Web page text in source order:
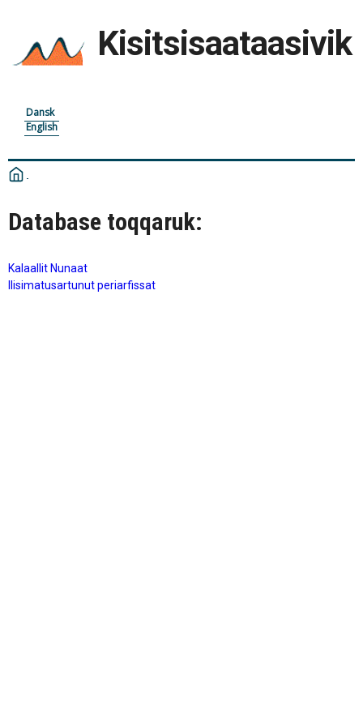
Kisitsisaataasivik
Dansk
English
Database toqqaruk:
Kalaallit Nunaat
Ilisimatusartunut periarfissat